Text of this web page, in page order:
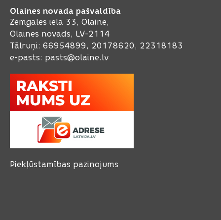
Olaines novada pašvaldība
Zemgales iela 33, Olaine,
Olaines novads, LV-2114
Tālruņi: 66954899, 20178620, 22318183
e-pasts: pasts@olaine.lv
Piekļūstamības paziņojums